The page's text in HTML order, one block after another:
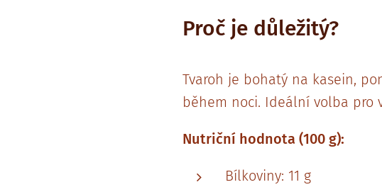
Proč je důležitý?
Tvaroh je bohatý na kasein,
během noci. Ideální volba pro
Nutriční hodnota (100 g):
Bílkoviny: 11 g